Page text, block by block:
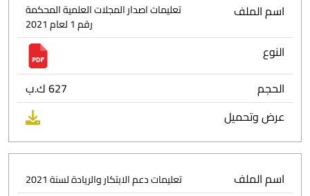
اسم الملف
تعليمات اصدار المجلات العلمية المحكمة
رقم 1 لعام 2021
النوع
الحجم
627 ك.ب
عرض وتحميل
اسم الملف تعليمات دعم الابتكار والريادة لسنة 2021